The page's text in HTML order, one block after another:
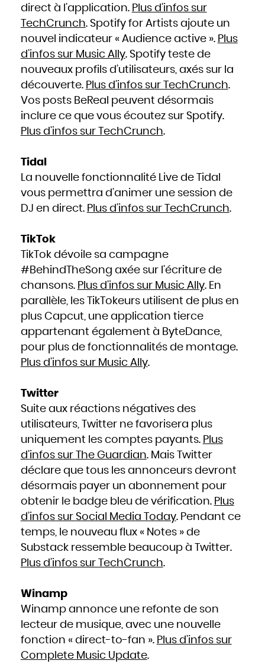
direct à l’application. Plus d’infos sur
TechCrunch. Spotify for Artists ajoute un
nouvel indicateur « Audience active ». Plus
d’infos sur Music Ally. Spotify teste de
nouveaux profils d’utilisateurs, axés sur la
découverte. Plus d’infos sur TechCrunch.
Vos posts BeReal peuvent désormais
inclure ce que vous écoutez sur Spotify.
Plus d’infos sur TechCrunch.
Tidal
La nouvelle fonctionnalité Live de Tidal
vous permettra d’animer une session de
DJ en direct. Plus d’infos sur TechCrunch.
TikTok
TikTok dévoile sa campagne
#BehindTheSong axée sur l’écriture de
chansons. Plus d’infos sur Music Ally. En
parallèle, les TikTokeurs utilisent de plus en
plus Capcut, une application tierce
appartenant également à ByteDance,
pour plus de fonctionnalités de montage.
Plus d’infos sur Music Ally.
Twitter
Suite aux réactions négatives des
utilisateurs, Twitter ne favorisera plus
uniquement les comptes payants. Plus
d’infos sur The Guardian. Mais Twitter
déclare que tous les annonceurs devront
désormais payer un abonnement pour
obtenir le badge bleu de vérification. Plus
d’infos sur Social Media Today. Pendant ce
temps, le nouveau flux « Notes » de
Substack ressemble beaucoup à Twitter.
Plus d’infos sur TechCrunch.
Winamp
Winamp annonce une refonte de son
lecteur de musique, avec une nouvelle
fonction « direct-to-fan ». Plus d’infos sur
Complete Music Update.